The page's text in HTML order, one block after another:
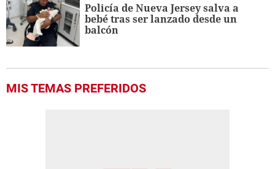
Policía de Nueva Jersey salva a
bebé tras ser lanzado desde un
balcón
MIS TEMAS PREFERIDOS